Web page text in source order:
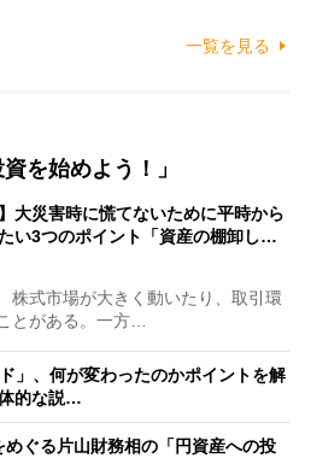
一覧を見る
を始めよう！」
大災害時に慌てないために平時から
い3つのポイント「資産の棚卸し…
式市場が大きく動いたり、取引環
とがある。一方…
」、何が変わったのかポイントを解
的な説…
めぐる片山財務相の「円資産への投